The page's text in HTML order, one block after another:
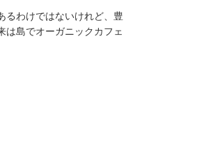
るわけではないけれど、豊
は島でオーガニックカフェ